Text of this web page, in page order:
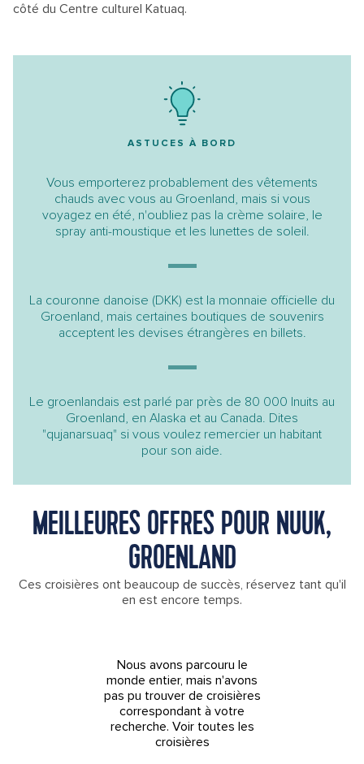
côté du Centre culturel Katuaq.
ASTUCES À BORD
Vous emporterez probablement des vêtements
chauds avec vous au Groenland, mais si vous
voyagez en été, n'oubliez pas la crème solaire, le
spray anti-moustique et les lunettes de soleil.
La couronne danoise (DKK) est la monnaie officielle du
Groenland, mais certaines boutiques de souvenirs
acceptent les devises étrangères en billets.
Le groenlandais est parlé par près de 80 000 Inuits au
Groenland, en Alaska et au Canada. Dites
"qujanarsuaq" si vous voulez remercier un habitant
pour son aide.
MEILLEURES OFFRES POUR NUUK,
GROENLAND
Ces croisières ont beaucoup de succès, réservez tant qu'il
en est encore temps.
Nous avons parcouru le
monde entier, mais n'avons
pas pu trouver de croisières
correspondant à votre
recherche. Voir toutes les
croisières